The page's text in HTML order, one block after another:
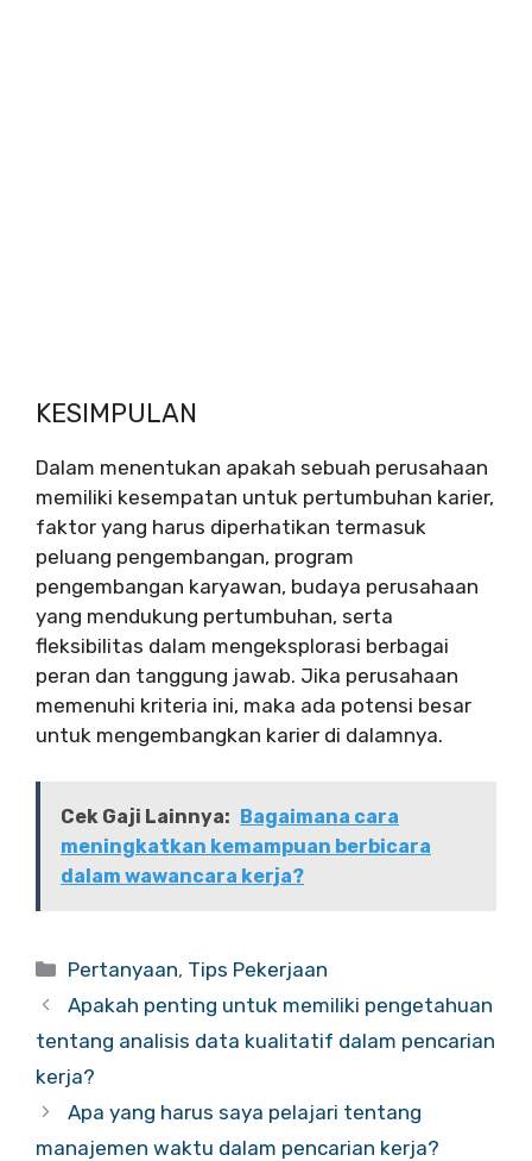
KESIMPULAN
Dalam menentukan apakah sebuah perusahaan
memiliki kesempatan untuk pertumbuhan karier,
faktor yang harus diperhatikan termasuk
peluang pengembangan, program
pengembangan karyawan, budaya perusahaan
yang mendukung pertumbuhan, serta
fleksibilitas dalam mengeksplorasi berbagai
peran dan tanggung jawab. Jika perusahaan
memenuhi kriteria ini, maka ada potensi besar
untuk mengembangkan karier di dalamnya.
Cek Gaji Lainnya: Bagaimana cara
meningkatkan kemampuan berbicara
dalam wawancara kerja?
Categories
Pertanyaan, Tips Pekerjaan
Apakah penting untuk memiliki pengetahuan
tentang analisis data kualitatif dalam pencarian
kerja?
Apa yang harus saya pelajari tentang
manajemen waktu dalam pencarian kerja?